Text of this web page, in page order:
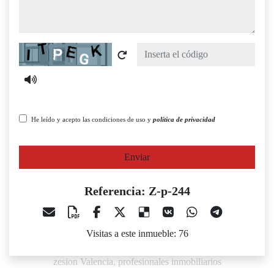
Captcha
He leído y acepto las condiciones de uso y política de privacidad
Enviar
Referencia: Z-p-244
Visitas a este inmueble: 76
zesion Valencia, profesionales inmobiliarios